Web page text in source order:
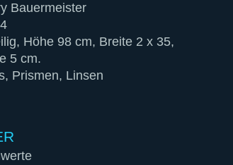
Bauermeister
Höhe 98 cm, Breite 2 x 35,
5 cm.
Prismen, Linsen